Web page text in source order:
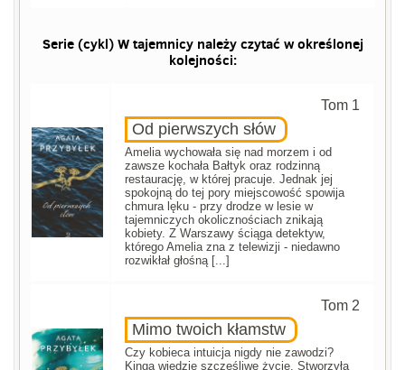
Serie (cykl) W tajemnicy należy czytać w określonej
kolejności:
Tom 1
Od pierwszych słów
Amelia wychowała się nad morzem i od
zawsze kochała Bałtyk oraz rodzinną
restaurację, w której pracuje. Jednak jej
spokojną do tej pory miejscowość spowija
chmura lęku - przy drodze w lesie w
tajemniczych okolicznościach znikają
kobiety. Z Warszawy ściąga detektyw,
którego Amelia zna z telewizji - niedawno
rozwikłał głośną [...]
Tom 2
Mimo twoich kłamstw
Czy kobieca intuicja nigdy nie zawodzi?
Kinga wiedzie szczęśliwe życie. Stworzyła